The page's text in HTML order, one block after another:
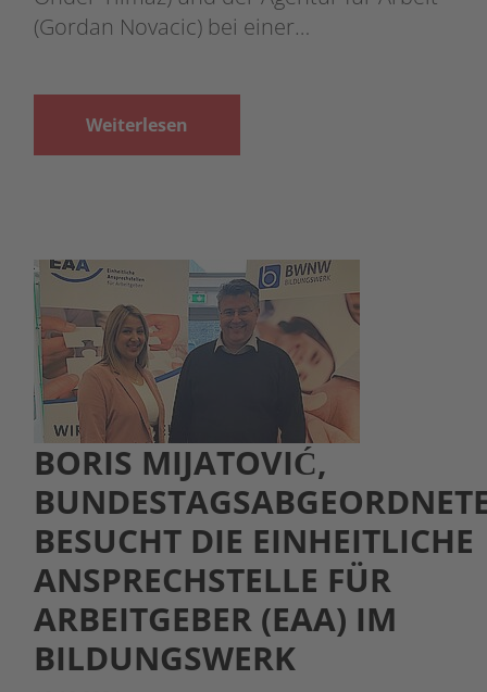
(Gordan Novacic) bei einer…
Weiterlesen
BORIS MIJATOVIĆ,
BESUCHT DIE EINHEITLICHE
ANSPRECHSTELLE FÜR
ARBEITGEBER (EAA) IM
BILDUNGSWERK